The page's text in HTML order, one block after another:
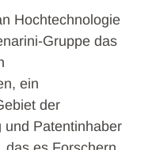
Hochtechnologie
Gruppe das
ein
der
und Patentinhaber